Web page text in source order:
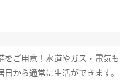
をご用意！水道やガス・電気も
から通常に生活ができます。